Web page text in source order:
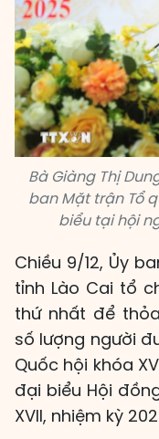
Bà Giàng Thị
ban Mặt trận Tổ
biểu tại hội
Chiều 9/12, Ủy
tỉnh Lào Cai tổ
thứ nhất để
số lượng người
Quốc hội khóa
đại biểu Hội
XVII, nhiệm kỳ